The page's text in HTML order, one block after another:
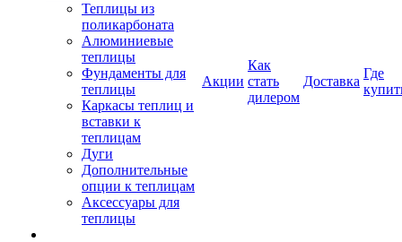
Теплицы из
поликарбоната
Алюминиевые
теплицы
Фундаменты для
теплицы
Каркасы теплиц и
вставки к
теплицам
Дуги
Дополнительные
опции к теплицам
Аксессуары для
теплицы
Акции
Как
стать
дилером
Доставка
Где